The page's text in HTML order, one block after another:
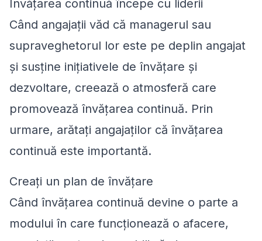
Învățarea continuă începe cu liderii
Când angajații văd că managerul sau
supraveghetorul lor este pe deplin angajat
și susține inițiativele de învățare și
dezvoltare, creează o atmosferă care
promovează învățarea continuă. Prin
urmare, arătați angajaților că învățarea
continuă este importantă.
Creați un plan de învățare
Când învățarea continuă devine o parte a
modului în care funcționează o afacere,